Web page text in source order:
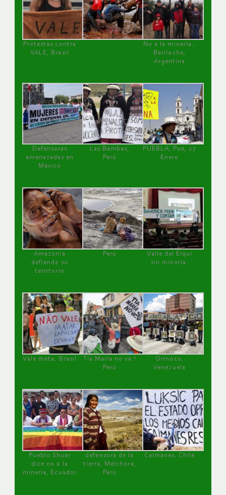
Protestas contra
VALE, Brasil
No a la minería ,
Bariloche,
Argentina
Defensoras
amenazadas en
México
Las Bambas,
Perú
PUEBLA, Pue, 27
Enero
Amazonía
defiende su
territorio
Perú
Valle del Elqui
sin minería.
Vale mata, Brasil
Tía María no va !
Perú
Orinoco,
Venezuela
Pueblo Shuar
dice no a la
minería, Ecuador
defensora de la
tierra, Melchora,
Perú
Caimanes, Chile